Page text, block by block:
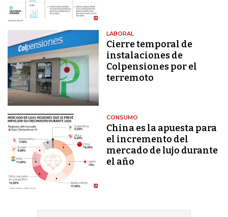
LABORAL
Cierre temporal de
instalaciones de
Colpensiones por el
terremoto
CONSUMO
China es la apuesta para
el incremento del
mercado de lujo durante
el año